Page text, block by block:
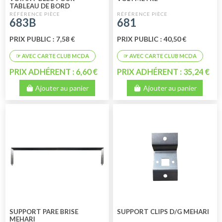
TABLEAU DE BORD
683B
PRIX PUBLIC : 7,58 €
PRIX ADHÉRENT : 6,60 €
Ajouter au panier
681
PRIX PUBLIC : 40,50 €
PRIX ADHÉRENT : 35,24 €
Ajouter au panier
SUPPORT PARE BRISE
MEHARI
SUPPORT CLIPS D/G MEHARI